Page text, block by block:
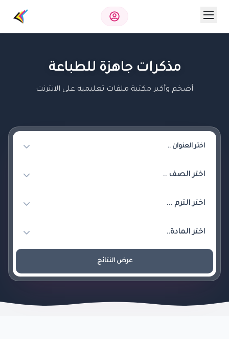
مذكرات جاهزة للطباعة
أضخم وأكبر مكتبة ملفات تعليمية على الانترنت
عرض النتائج